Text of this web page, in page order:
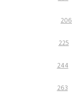
206
225
244
263